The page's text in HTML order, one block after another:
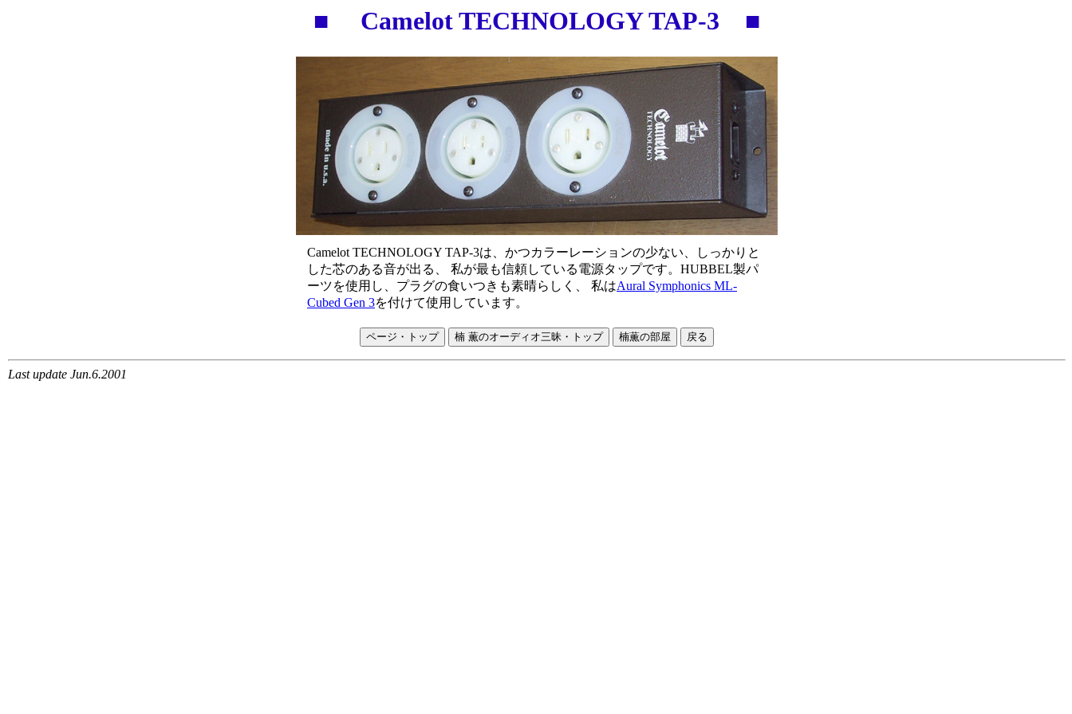
■ Camelot TECHNOLOGY TAP-3 ■
Camelot TECHNOLOGY TAP-3は、かつカラーレーションの少ない、しっかりと
した芯のある音が出る、 私が最も信頼している電源タップです。HUBBEL製パ
ーツを使用し、プラグの食いつきも素晴らしく、 私はAural Symphonics ML-
Cubed Gen 3を付けて使用しています。
Last update Jun.6.2001